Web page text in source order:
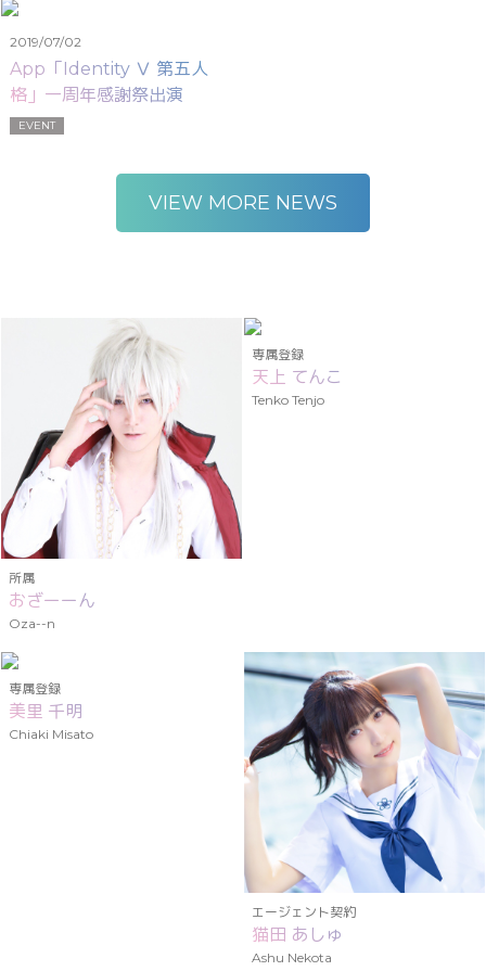
2019/07/02
App「Identity Ⅴ 第五人
格」一周年感謝祭出演
EVENT
VIEW MORE NEWS
所属
おざーーん
Oza--n
専属登録
天上 てんこ
Tenko Tenjo
専属登録
美里 千明
Chiaki Misato
エージェント契約
猫田 あしゅ
Ashu Nekota